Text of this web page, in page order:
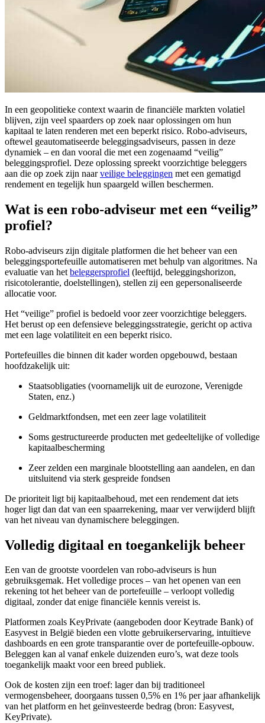
In een geopolitieke context waarin de financiële markten volatiel
blijven, zijn veel spaarders op zoek naar oplossingen om hun
kapitaal te laten renderen met een beperkt risico. Robo-adviseurs,
oftewel geautomatiseerde beleggingsadviseurs, passen in deze
dynamiek – en dan vooral die met een zogenaamd “veilig”
beleggingsprofiel. Deze oplossing spreekt voorzichtige beleggers
aan die op zoek zijn naarveilige beleggingen met een gematigd
rendement en tegelijk hun spaargeld willen beschermen.
Wat is een robo-adviseur met een “veilig”
profiel?
Robo-adviseurs zijn digitale platformen die het beheer van een
beleggingsportefeuille automatiseren met behulp van algoritmes. Na
evaluatie van het beleggersprofiel (leeftijd, beleggingshorizon,
risicotolerantie, doelstellingen), stellen zij een gepersonaliseerde
allocatie voor.
Het “veilige” profiel is bedoeld voor zeer voorzichtige beleggers.
Het berust op een defensieve beleggingsstrategie, gericht op activa
met een lage volatiliteit en een beperkt risico.
Portefeuilles die binnen dit kader worden opgebouwd, bestaan
hoofdzakelijk uit:
Staatsobligaties (voornamelijk uit de eurozone, Verenigde
Staten, enz.)
Geldmarktfondsen, met een zeer lage volatiliteit
Soms gestructureerde producten met gedeeltelijke of volledige
kapitaalbescherming
Zeer zelden een marginale blootstelling aan aandelen, en dan
uitsluitend via sterk gespreide fondsen
De prioriteit ligt bij kapitaalbehoud, met een rendement dat iets
hoger ligt dan dat van een spaarrekening, maar ver verwijderd blijft
van het niveau van dynamischere beleggingen.
Volledig digitaal en toegankelijk beheer
Een van de grootste voordelen van robo-adviseurs is hun
gebruiksgemak. Het volledige proces – van het openen van een
rekening tot het beheer van de portefeuille – verloopt volledig
digitaal, zonder dat enige financiële kennis vereist is.
Platformen zoals KeyPrivate (aangeboden door Keytrade Bank) of
Easyvest in België bieden een vlotte gebruikerservaring, intuïtieve
dashboards en een grote transparantie over de portefeuille-opbouw.
Beleggen kan al vanaf enkele duizenden euro’s, wat deze tools
toegankelijk maakt voor een breed publiek.
Ook de kosten zijn een troef: lager dan bij traditioneel
vermogensbeheer, doorgaans tussen 0,5% en 1% per jaar afhankelijk
van het platform en het geïnvesteerde bedrag (bron: Easyvest,
KeyPrivate).